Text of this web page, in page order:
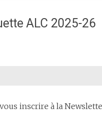
ALC 2025-26
inscrire à la